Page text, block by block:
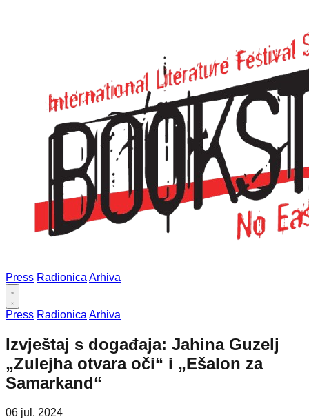
Press Radionica Arhiva
Press Radionica Arhiva
Izvještaj s događaja: Jahina Guzelj
„Zulejha otvara oči“ i „Ešalon za
Samarkand“
06 jul. 2024